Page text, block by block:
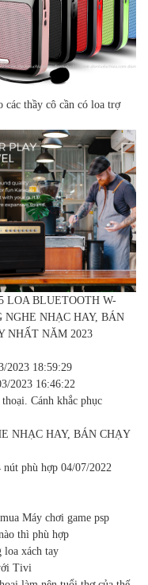
các thầy cô cần có loa trợ
LOA BLUETOOTH W-
NGHE NHẠC HAY, BÁN
NHẤT NĂM 2023
2023 18:59:29
2023 16:46:22
Cánh khắc phục
NHẠC HAY, BÁN CHẠY
nút phù hợp 04/07/2022
Máy chơi game psp
thì phù hợp
xách tay
Tivi